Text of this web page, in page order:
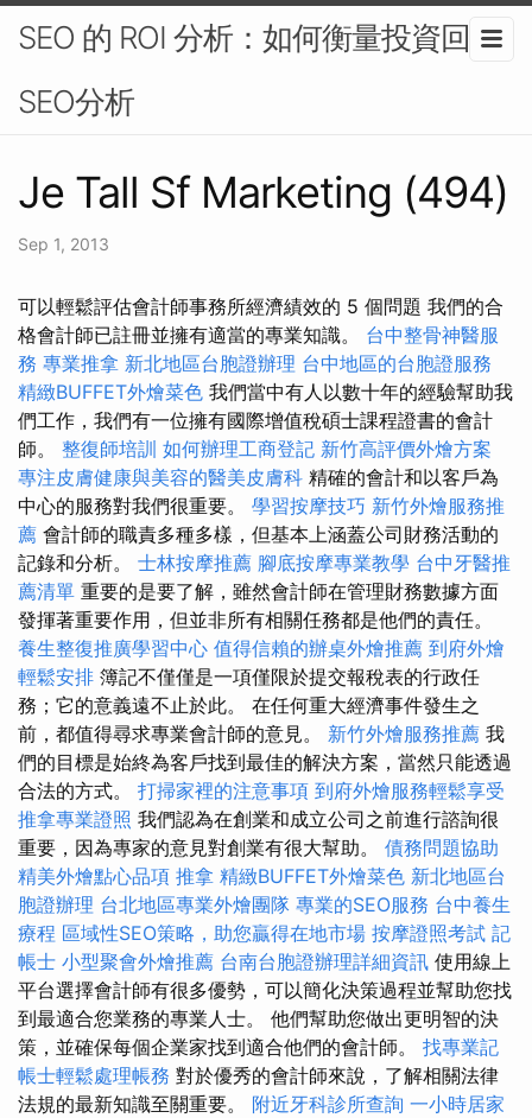
SEO 的 ROI 分析：如何衡量投資回報-
SEO分析
Je Tall Sf Marketing (494)
Sep 1, 2013
可以輕鬆評估會計師事務所經濟績效的 5 個問題 我們的合
格會計師已註冊並擁有適當的專業知識。 台中整骨神醫服
務 專業推拿 新北地區台胞證辦理 台中地區的台胞證服務
精緻BUFFET外燴菜色 我們當中有人以數十年的經驗幫助我
們工作，我們有一位擁有國際增值稅碩士課程證書的會計
師。 整復師培訓 如何辦理工商登記 新竹高評價外燴方案
專注皮膚健康與美容的醫美皮膚科 精確的會計和以客戶為
中心的服務對我們很重要。 學習按摩技巧 新竹外燴服務推
薦 會計師的職責多種多樣，但基本上涵蓋公司財務活動的
記錄和分析。 士林按摩推薦 腳底按摩專業教學 台中牙醫推
薦清單 重要的是要了解，雖然會計師在管理財務數據方面
發揮著重要作用，但並非所有相關任務都是他們的責任。
養生整復推廣學習中心 值得信賴的辦桌外燴推薦 到府外燴
輕鬆安排 簿記不僅僅是一項僅限於提交報稅表的行政任
務；它的意義遠不止於此。 在任何重大經濟事件發生之
前，都值得尋求專業會計師的意見。 新竹外燴服務推薦 我
們的目標是始終為客戶找到最佳的解決方案，當然只能透過
合法的方式。 打掃家裡的注意事項 到府外燴服務輕鬆享受
推拿專業證照 我們認為在創業和成立公司之前進行諮詢很
重要，因為專家的意見對創業有很大幫助。 債務問題協助
精美外燴點心品項 推拿 精緻BUFFET外燴菜色 新北地區台
胞證辦理 台北地區專業外燴團隊 專業的SEO服務 台中養生
療程 區域性SEO策略，助您贏得在地市場 按摩證照考試 記
帳士 小型聚會外燴推薦 台南台胞證辦理詳細資訊 使用線上
平台選擇會計師有很多優勢，可以簡化決策過程並幫助您找
到最適合您業務的專業人士。 他們幫助您做出更明智的決
策，並確保每個企業家找到適合他們的會計師。 找專業記
帳士輕鬆處理帳務 對於優秀的會計師來說，了解相關法律
法規的最新知識至關重要。 附近牙科診所查詢 一小時居家